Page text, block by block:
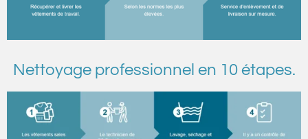
Nettoyage professionnel en 10 étapes.